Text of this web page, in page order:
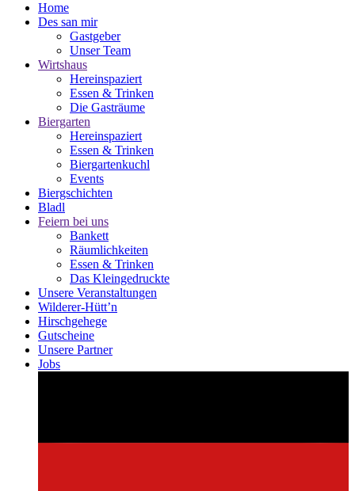
Home
Des san mir
Gastgeber
Unser Team
Wirtshaus
Hereinspaziert
Essen & Trinken
Die Gasträume
Biergarten
Hereinspaziert
Essen & Trinken
Biergartenkuchl
Events
Biergschichten
Bladl
Feiern bei uns
Bankett
Räumlichkeiten
Essen & Trinken
Das Kleingedruckte
Unsere Veranstaltungen
Wilderer-Hütt’n
Hirschgehege
Gutscheine
Unsere Partner
Jobs